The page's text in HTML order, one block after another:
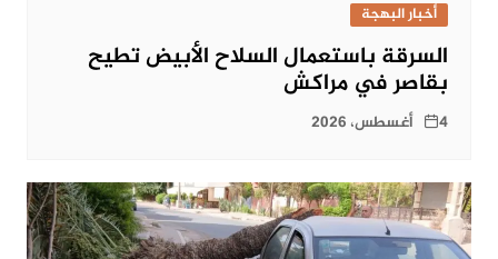
أخبار البهجة
السرقة باستعمال السلاح الأبيض تطيح
بقاصر في مراكش
4 أغسطس، 2026